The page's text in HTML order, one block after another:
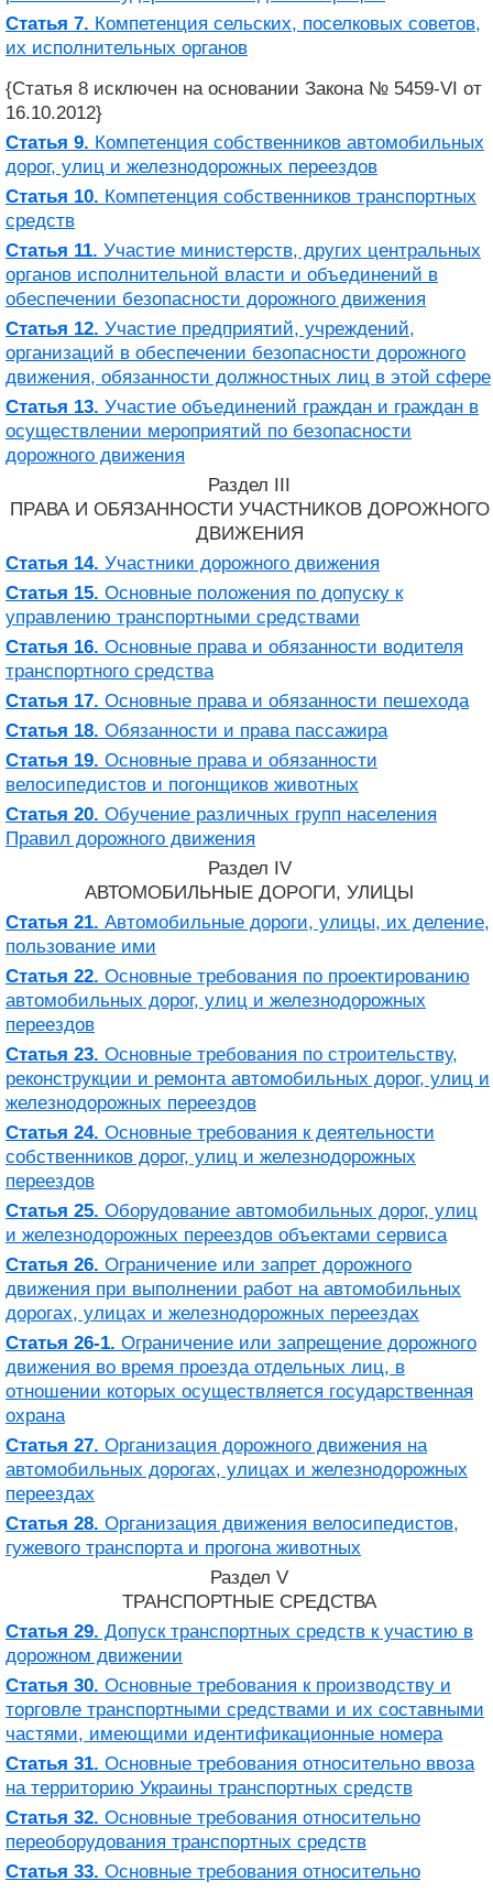
Статья 7. Компетенция сельских, поселковых советов,
их исполнительных органов
{Статья 8 исключен на основании Закона № 5459-VI от
16.10.2012}
Статья 9. Компетенция собственников автомобильных
дорог, улиц и железнодорожных переездов
Статья 10. Компетенция собственников транспортных
средств
Статья 11. Участие министерств, других центральных
органов исполнительной власти и объединений в
обеспечении безопасности дорожного движения
Статья 12. Участие предприятий, учреждений,
организаций в обеспечении безопасности дорожного
движения, обязанности должностных лиц в этой сфере
Статья 13. Участие объединений граждан и граждан в
осуществлении мероприятий по безопасности
дорожного движения
Раздел III
ПРАВА И ОБЯЗАННОСТИ УЧАСТНИКОВ ДОРОЖНОГО
ДВИЖЕНИЯ
Статья 14. Участники дорожного движения
Статья 15. Основные положения по допуску к
управлению транспортными средствами
Статья 16. Основные права и обязанности водителя
транспортного средства
Статья 17. Основные права и обязанности пешехода
Статья 18. Обязанности и права пассажира
Статья 19. Основные права и обязанности
велосипедистов и погонщиков животных
Статья 20. Обучение различных групп населения
Правил дорожного движения
Раздел IV
АВТОМОБИЛЬНЫЕ ДОРОГИ, УЛИЦЫ
Статья 21. Автомобильные дороги, улицы, их деление,
пользование ими
Статья 22. Основные требования по проектированию
автомобильных дорог, улиц и железнодорожных
переездов
Статья 23. Основные требования по строительству,
реконструкции и ремонта автомобильных дорог, улиц и
железнодорожных переездов
Статья 24. Основные требования к деятельности
собственников дорог, улиц и железнодорожных
переездов
Статья 25. Оборудование автомобильных дорог, улиц
и железнодорожных переездов объектами сервиса
Статья 26. Ограничение или запрет дорожного
движения при выполнении работ на автомобильных
дорогах, улицах и железнодорожных переездах
Статья 26-1. Ограничение или запрещение дорожного
движения во время проезда отдельных лиц, в
отношении которых осуществляется государственная
охрана
Статья 27. Организация дорожного движения на
автомобильных дорогах, улицах и железнодорожных
переездах
Статья 28. Организация движения велосипедистов,
гужевого транспорта и прогона животных
Раздел V
ТРАНСПОРТНЫЕ СРЕДСТВА
Статья 29. Допуск транспортных средств к участию в
дорожном движении
Статья 30. Основные требования к производству и
торговле транспортными средствами и их составными
частями, имеющими идентификационные номера
Статья 31. Основные требования относительно ввоза
на территорию Украины транспортных средств
Статья 32. Основные требования относительно
переоборудования транспортных средств
Статья 33. Основные требования относительно